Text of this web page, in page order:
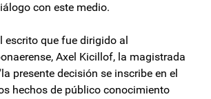
con este medio.
escrito que fue dirigido al
Axel Kicillof, la magistrada
presente decisión se inscribe en el
hechos de público conocimiento